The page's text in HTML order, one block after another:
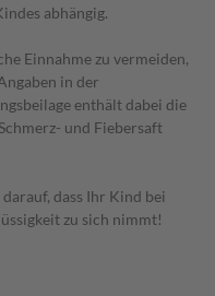
abhängig.
Einnahme zu vermeiden,
in der
enthält dabei die
und Fiebersaft
dass Ihr Kind bei
zu sich nimmt!